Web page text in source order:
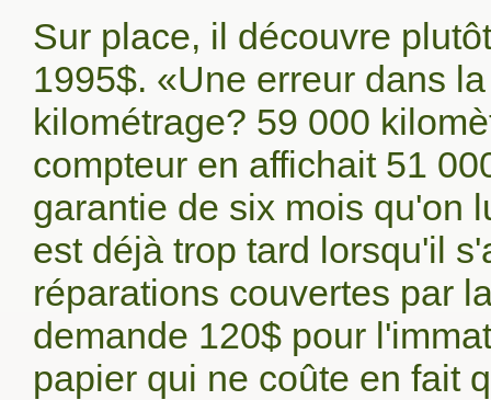
Sur place, il découvre
1995$. «Une erreur dans
kilométrage? 59 000
compteur en affichait 51
garantie de six mois qu'on
est déjà trop tard lorsqu'il
réparations couvertes par
demande 120$ pour
papier qui ne coûte en fait